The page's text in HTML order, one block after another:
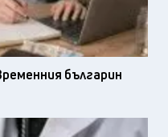
българин